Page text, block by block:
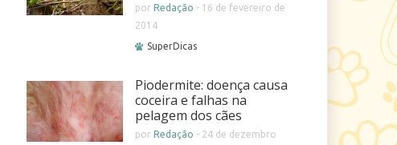
porRedação - 16 de fevereiro de
2014
SuperDicas
Piodermite: doença causa
coceira e falhas na
pelagem dos cães
porRedação - 24 de dezembro